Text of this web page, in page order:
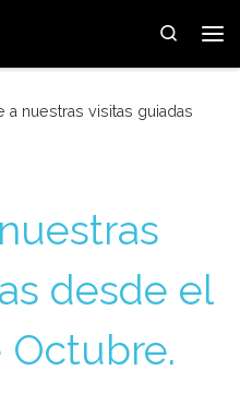
Search
a nuestras visitas guiadas
desde el
Octubre.